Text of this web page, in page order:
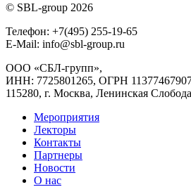
© SBL-group 2026
Телефон: +7(495) 255-19-65
E-Mail: info@sbl-group.ru
ООО «СБЛ-групп»,
ИНН: 7725801265, ОГРН
115280, г. Москва, Ленинская
Мероприятия
Лекторы
Контакты
Партнеры
Новости
О нас